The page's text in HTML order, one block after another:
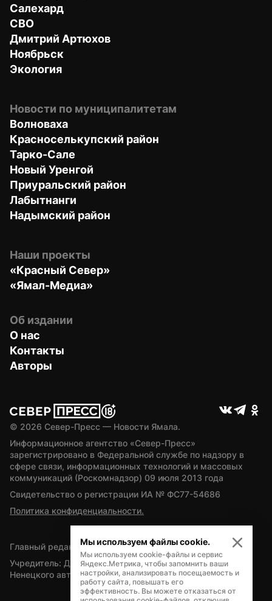
Салехард
СВО
Дмитрий Артюхов
Ноябрьск
Экология
Новости по муниципалитетам
Волноваха
Красноселькупский район
Тарко-Сале
Новый Уренгой
Приуральский район
Лабытнанги
Надымский район
Наши проекты
«Красный Север»
«Ямал-Медиа»
Об издании
О нас
Контакты
Авторы
© 2026 Север-Пресс — Новости Ямала.
Информационное агентство «Север-Пресс»
зарегистрировано в Федеральной службе по надзору в
сфере связи, информационных технологий и массовых
коммуникаций (Роскомнадзор) 09 июля 2013 года
Свидетельство о регистрации ИА № ФС77-54686
Политика конфиденциальности.
Главный редактор — А.Л. Поздеев
Учредитель: Департамент внутренней политики Ямало-
Ненецкого автономного округа
Мы используем файлы cookie.
Мы используем cookie-файлы и сервис
Яндекс.Метрика, чтобы запомнить ваши
настройки, анализировать посещаемость и
работу сайта, повышать его
эффективность. Вы можете отказаться от